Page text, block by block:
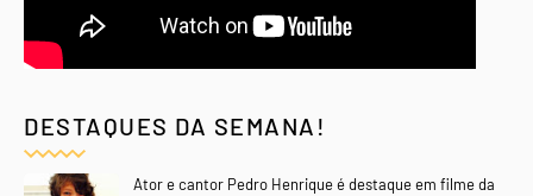
DESTAQUES DA SEMANA!
Ator e cantor Pedro Henrique é destaque em filme da